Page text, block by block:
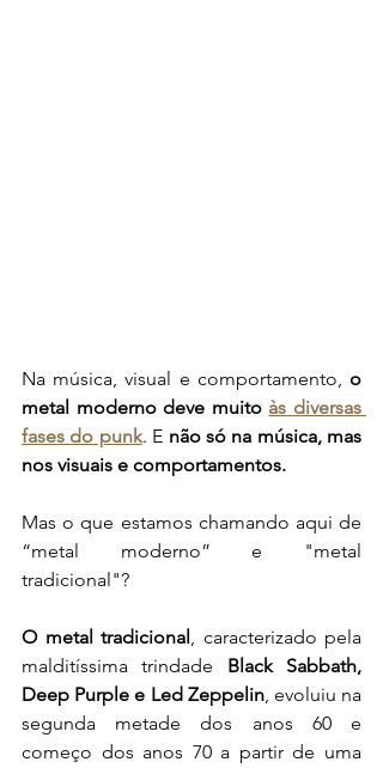
Na música, visual e comportamento, o
metal moderno deve muito às diversas
fases do punk. E não só na música, mas
nos visuais e comportamentos.
Mas o que estamos chamando aqui de
“metal moderno” e "metal
tradicional"?
O metal tradicional , caracterizado pela
malditíssima trindade Black Sabbath,
Deep Purple e Led Zeppelin, evoluiu na
segunda metade dos anos 60 e
começo dos anos 70 a partir de uma